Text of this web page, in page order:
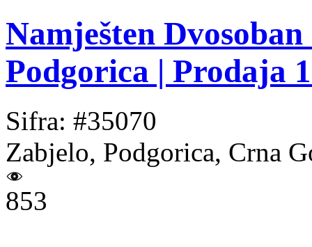
Namješten
Podgorica | Prodaja
Sifra: #35070
Zabjelo, Podgorica, Crna
853